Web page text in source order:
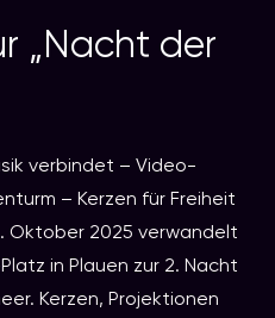
„Nacht der
verbindet – Video-
– Kerzen für Freiheit
Oktober 2025 verwandelt
in Plauen zur 2. Nacht
Kerzen, Projektionen